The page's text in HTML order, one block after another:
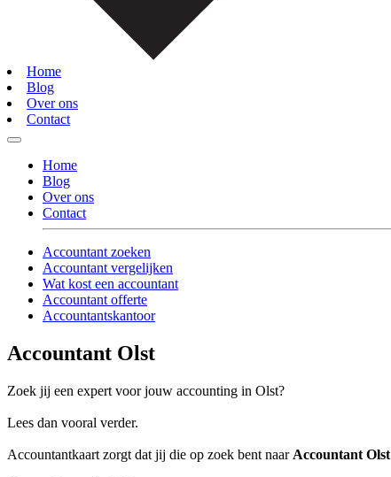
Home
Blog
Over ons
Contact
Home
Blog
Over ons
Contact
Accountant zoeken
Accountant vergelijken
Wat kost een accountant
Accountant offerte
Accountantskantoor
Accountant Olst
Zoek jij een expert voor jouw accounting in Olst?
Lees dan vooral verder.
Accountantkaart zorgt dat jij die op zoek bent naar Accountant Olst